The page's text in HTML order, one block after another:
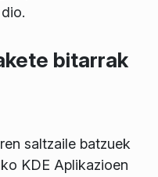
bitarrak
saltzaile batzuek
KDE Aplikazioen